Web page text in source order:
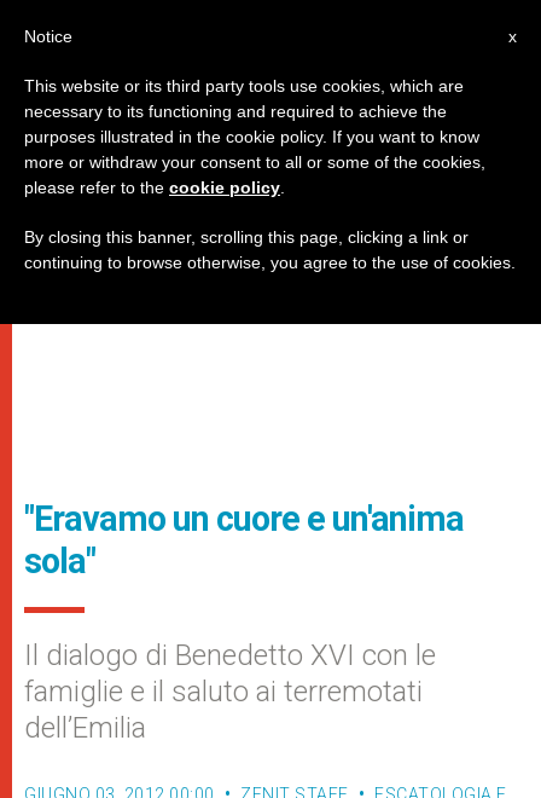
"Eravamo un cuore e un'anima
sola"
Il dialogo di Benedetto XVI con le
famiglie e il saluto ai terremotati
dell’Emilia
x
Notice
This website or its third party tools use cookies, which are
necessary to its functioning and required to achieve the
purposes illustrated in the cookie policy. If you want to know
more or withdraw your consent to all or some of the cookies,
please refer to the cookie policy
By closing this banner, scrolling this page, clicking a link or
continuing to browse otherwise, you agree to the use of cookies.